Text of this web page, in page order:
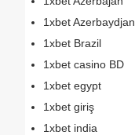
1xbet Azerbaydjan
1xbet Brazil
1xbet casino BD
1xbet egypt
1xbet giriş
1xbet india